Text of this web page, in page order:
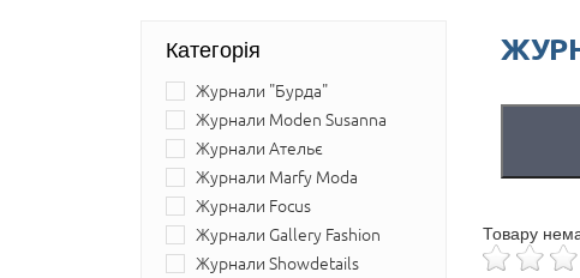
Категорія
Журнали "Бурда"
Журнали Moden Susanna
Журнали Ательє
Журнали Marfy Moda
Журнали Focus
Журнали Gallery Fashion
Журнали Showdetails
Товару